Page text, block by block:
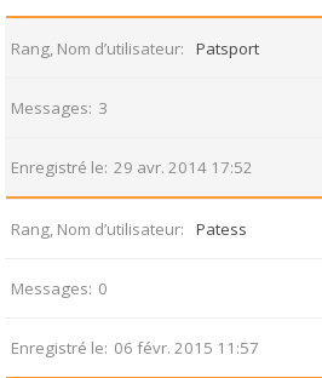
Rang, Nom d’utilisateur Patsport
Messages 3
Enregistré le 29 avr. 2014 17:52
Rang, Nom d’utilisateur Patess
Messages 0
Enregistré le 06 févr. 2015 11:57